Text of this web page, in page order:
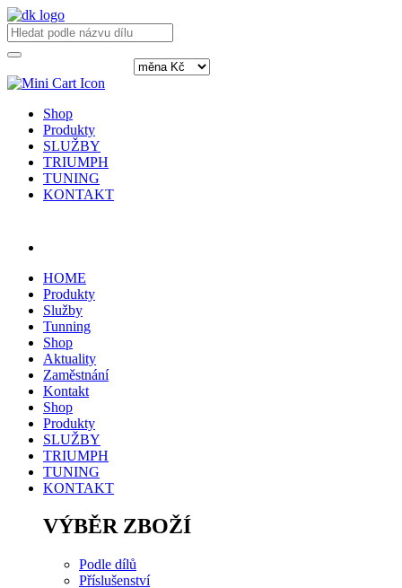
Shop
Produkty
SLUŽBY
TRIUMPH
TUNING
KONTAKT
HOME
Produkty
Služby
Tunning
Shop
Aktuality
Zaměstnání
Kontakt
Shop
Produkty
SLUŽBY
TRIUMPH
TUNING
KONTAKT
VÝBĚR ZBOŽÍ
Podle dílů
Příslušenství